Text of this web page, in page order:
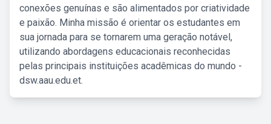
conexões genuínas e são alimentados por criatividade
e paixão. Minha missão é orientar os estudantes em
sua jornada para se tornarem uma geração notável,
utilizando abordagens educacionais reconhecidas
pelas principais instituições acadêmicas do mundo -
dsw.aau.edu.et.